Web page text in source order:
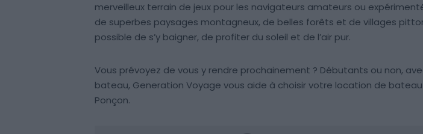
merveilleux terrain de jeux pour les navigateurs amateurs ou
de superbes paysages montagneux, de belles forêts et de villages
possible de s’y baigner, de profiter du soleil et de l’air pur.
Vous prévoyez de vous y rendre prochainement ? Débutants ou non,
bateau, Generation Voyage vous aide à choisir votre location de
Ponçon.